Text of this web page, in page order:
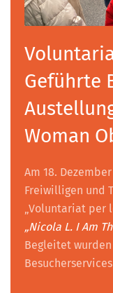
Geführte
Woman
Am 18.
Freiwilligen und
„Voluntariat per
„Nicola L. I Am
Begleitet